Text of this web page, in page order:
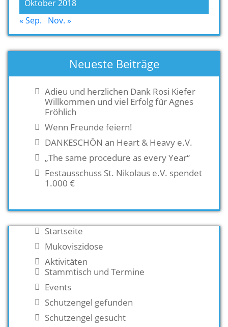
Oktober 2018
« Sep. Nov. »
Neueste Beiträge
Adieu und herzlichen Dank Rosi Kiefer
Willkommen und viel Erfolg für Agnes
Fröhlich
Wenn Freunde feiern!
DANKESCHÖN an Heart & Heavy e.V.
„The same procedure as every Year“
Festausschuss St. Nikolaus e.V. spendet
1.000 €
Startseite
Mukoviszidose
Aktivitäten
Stammtisch und Termine
Events
Schutzengel gefunden
Schutzengel gesucht